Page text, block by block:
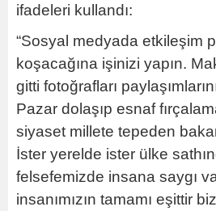
ifadeleri kullandı:
“Sosyal medyada etkileşim
koşacağına işinizi yapın.
gitti fotoğrafları
Pazar dolaşıp esnaf
siyaset millete tepeden
İster yerelde ister ülke
felsefemizde insana saygı
insanımızın tamamı eşittir